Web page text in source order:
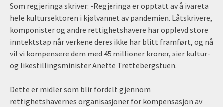
Som regjeringa skriver: -Regjeringa er opptatt av å ivareta
hele kultursektoren i kjølvannet av pandemien. Låtskrivere,
komponister og andre rettighetshavere har opplevd store
inntektstap når verkene deres ikke har blitt framført, og nå
vil vi kompensere dem med 45 millioner kroner, sier kultur-
og likestillingsminister Anette Trettebergstuen.
Dette er midler som blir fordelt gjennom
rettighetshavernes organisasjoner for kompensasjon av